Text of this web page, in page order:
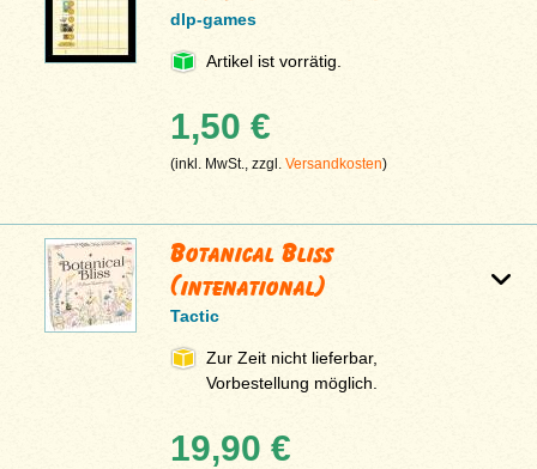
dlp-games
Artikel ist vorrätig.
1,50 €
(inkl. MwSt., zzgl.Versandkosten)
Botanical Bliss
(intenational)
Tactic
Zur Zeit nicht lieferbar,
Vorbestellung möglich.
19,90 €